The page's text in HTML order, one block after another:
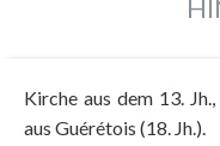
Kirche aus dem 13.
aus Guérétois (18. Jh.).